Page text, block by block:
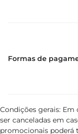
Formas de
Condições gerais:
ser canceladas em
promocionais poderá